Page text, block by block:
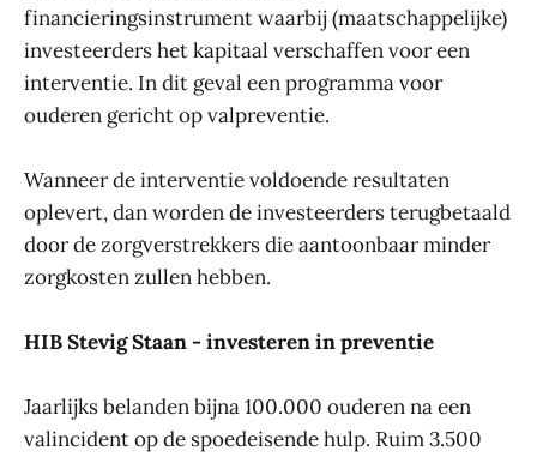
financieringsinstrument waarbij (maatschappelijke)
investeerders het kapitaal verschaffen voor een
interventie. In dit geval een programma voor
ouderen gericht op valpreventie.
Wanneer de interventie voldoende resultaten
oplevert, dan worden de investeerders terugbetaald
door de zorgverstrekkers die aantoonbaar minder
zorgkosten zullen hebben.
HIB Stevig Staan - investeren in preventie
Jaarlijks belanden bijna 100.000 ouderen na een
valincident op de spoedeisende hulp. Ruim 3.500